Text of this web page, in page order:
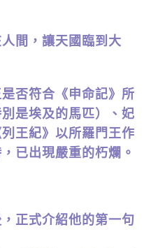
間，讓天國臨到大
否符合《申命記》所
是埃及的馬匹）、妃
王紀》以所羅門王作
已出現嚴重的朽爛。
正式介紹他的第一句